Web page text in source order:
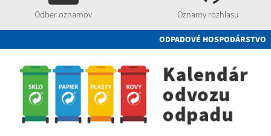
Odber oznamov Oznamy rozhlasu
ODPADOVÉ HOSPODÁRSTVO